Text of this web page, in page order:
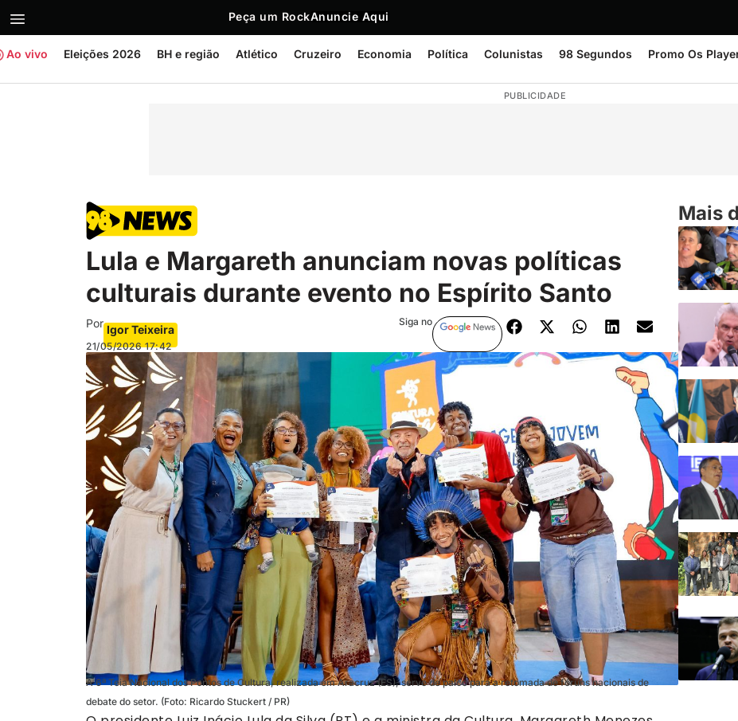
Peça um RockAnuncie Aqui
Ao vivo Eleições 2026 BH e região Atlético Cruzeiro Economia Política Colunistas 98 Segundos Promo Os
PUBLICIDADE
Lula e Margareth anunciam novas políticas
culturais durante evento no Espírito Santo
Por Igor Teixeira
21/05/2026 17:42
Siga no
A 6ª Teia Nacional dos Pontos de Cultura, realizada em Aracruz (ES), serve de palco para a retomada de fóruns nacionais de
debate do setor. (Foto: Ricardo Stuckert / PR)
Mais